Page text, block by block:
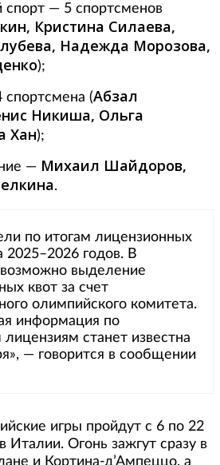
спорт — 5 спортсменов
Кристина Силаева,
Надежда Морозова,
);
(Абзал
Никиша, Ольга
Хан);
— Михаил Шайдоров,
.
по итогам лицензионных
2025–2026 годов. В
выделение
квот за счет
олимпийского комитета.
информация по
станет известна
— говорится в сообщении
игры пройдут с 6 по 22
Италии. Огонь зажгут сразу в
и Кортина-д’Ампеццо, а